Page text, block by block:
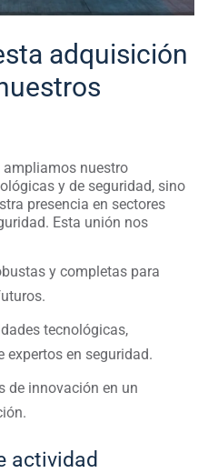
adquisición
ampliamos nuestro
y de seguridad, sino
presencia en sectores
Esta unión nos
y completas para
tecnológicas,
expertos en seguridad.
de innovación en un
actividad